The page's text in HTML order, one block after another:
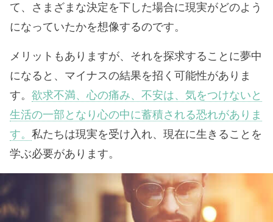
て、さまざまな決定を下した場合に現実がどのよう
になっていたかを想像するのです。
メリットもありますが、それを探求することに夢中
になると、マイナスの結果を招く可能性がありま
す。 欲求不満、心の痛み、不安は、気をつけないと
生活の一部となり心の中に蓄積される恐れがありま
す。 私たちは現実を受け入れ、現在に生きることを
学ぶ必要があります。